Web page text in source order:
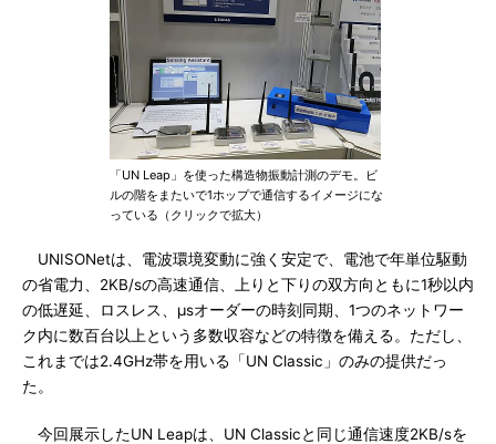
「UN Leap」を使った構造物振動計測のデモ。ビ
ルの階をまたいで1ホップで通信するイメージにな
っている（クリックで拡大）
UNISONetは、電波環境変動に強く安定で、電池で年単位駆動
の省電力、2KB/sの高速通信、上りと下りの双方向ともに1秒以内
の低遅延、ロスレス、μsオーダーの時刻同期、1つのネットワー
ク内に数百台以上という多数収容などの特徴を備える。ただし、
これまでは2.4GHz帯を用いる「UN Classic」のみの提供だっ
た。
今回展示したUN Leapは、UN Classicと同じ通信速度2KB/sを